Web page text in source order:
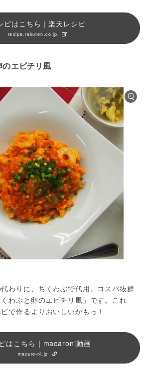
ピはこちら｜楽天レシピ
recipe.rakuten.co.jp
エビチリ風
わりに、ちくわぶで代用。コスパ抜群
わぶと卵のエビチリ風」です。これ
で作るよりおいしいかもっ！
はこちら｜macaroni動画
macaro-ni.jp